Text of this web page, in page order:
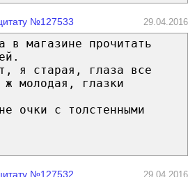
№127533 29.04.2016
в магазине прочитать
я старая, глаза все
молодая, глазки
очки с толстенными
№127532 29.04.2016